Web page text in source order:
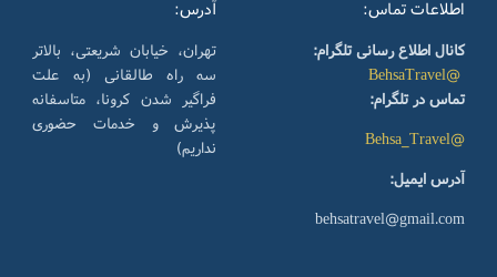
آدرس:
تهران، خیابان شریعتی، بالاتر
سه راه طالقانی (به علت
فراگیر شدن کرونا، متاسفانه
پذیرش و خدمات حضوری
نداریم)
اطلاعات تماس:
کانال اطلاع رسانی تلگرام:
@BehsaTravel
تماس در تلگرام:
@Behsa_Travel
آدرس ایمیل:
behsatravel@gmail.com